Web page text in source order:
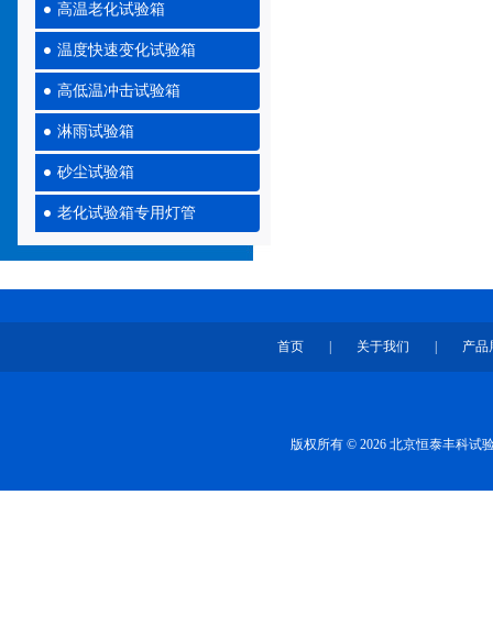
高温老化试验箱
温度快速变化试验箱
高低温冲击试验箱
淋雨试验箱
砂尘试验箱
老化试验箱专用灯管
首页 关于我们 产品
版权所有 © 2026 北京恒泰丰科试